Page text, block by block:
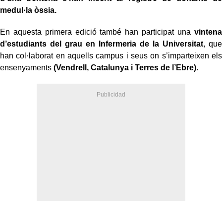
medul·la òssia.
En aquesta primera edició també han participat una vintena
d’estudiants del grau en Infermeria de la Universitat, que
han col·laborat en aquells campus i seus on s’imparteixen els
ensenyaments (Vendrell, Catalunya i Terres de l’Ebre).